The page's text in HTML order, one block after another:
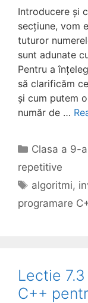
Introducere și
secțiune, vom
tuturor
sunt adunate
Pentru a
să clarificăm
și cum putem
număr de …
Categories
Clasa a 9-a
repetitive
Tags
algoritmi,
programare
Lectie
C++